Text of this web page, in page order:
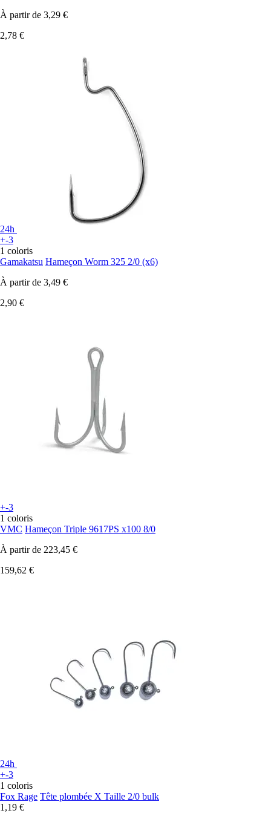
À partir de 3,29 €
2,78 €
24h
+-3
1 coloris
Gamakatsu Hameçon Worm 325 2/0 (x6)
À partir de 3,49 €
2,90 €
+-3
1 coloris
VMC Hameçon Triple 9617PS x100 8/0
À partir de 223,45 €
159,62 €
24h
+-3
1 coloris
Fox Rage Tête plombée X Taille 2/0 bulk
1,19 €